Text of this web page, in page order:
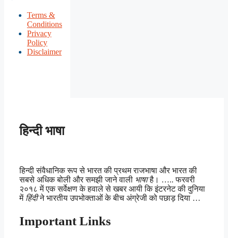
Terms &
Conditions
Privacy
Policy
Disclaimer
हिन्दी भाषा
हिन्दी संवैधानिक रूप से भारत की प्रथम राजभाषा और भारत की
सबसे अधिक बोली और समझी जाने वाली भाषाहै। ….. फरवरी
२०१८ में एक सर्वेक्षण के हवाले से खबर आयी कि इंटरनेट की दुनिया
में हिंदीने भारतीय उपभोक्ताओं के बीच अंग्रेजी को पछाड़ दिया …
Important Links